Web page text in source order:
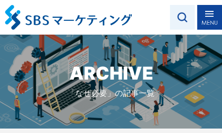
ARCHIVE
「なぜ必要」の記事一覧